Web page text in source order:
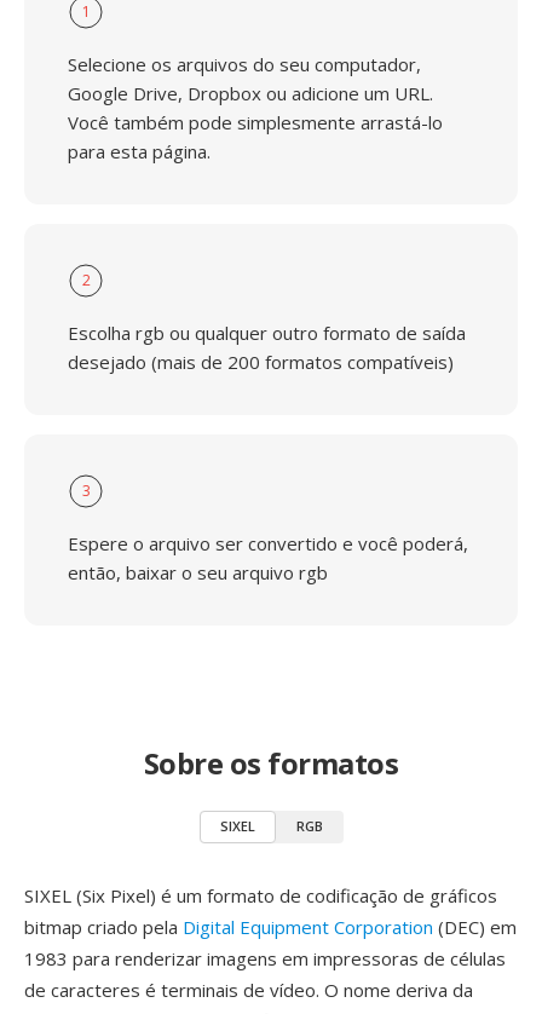
1
Selecione os arquivos do seu computador,
Google Drive, Dropbox ou adicione um URL.
Você também pode simplesmente arrastá-lo
para esta página.
2
Escolha rgb ou qualquer outro formato de saída
desejado (mais de 200 formatos compatíveis)
3
Espere o arquivo ser convertido e você poderá,
então, baixar o seu arquivo rgb
Sobre os formatos
SIXEL RGB
SIXEL (Six Pixel) é um formato de codificação de gráficos
bitmap criado pela Digital Equipment Corporation (DEC) em
1983 para renderizar imagens em impressoras de células
de caracteres é terminais de vídeo. O nome deriva da